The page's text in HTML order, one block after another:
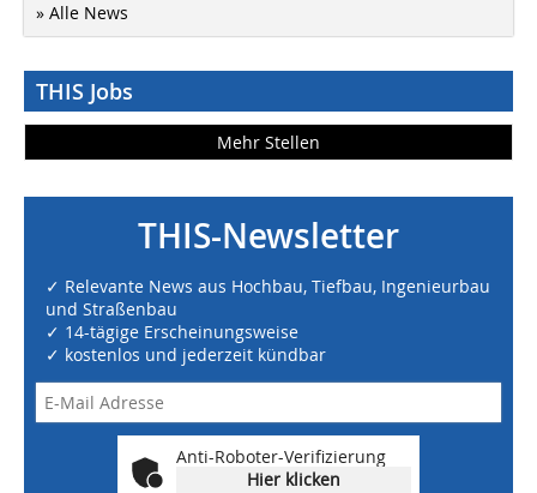
» Alle News
THIS Jobs
Mehr Stellen
THIS-Newsletter
✓ Relevante News aus Hochbau, Tiefbau, Ingenieurbau
und Straßenbau
✓ 14-tägige Erscheinungsweise
✓ kostenlos und jederzeit kündbar
Anti-Roboter-Verifizierung
Hier klicken